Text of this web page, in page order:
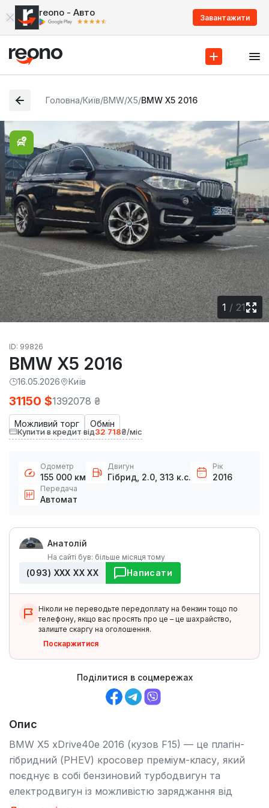
reono - Авто Завантажити
Головна/Київ/BMW/X5/BMW X5 2016
1 / 21
ID: 99826
BMW X5 2016
16.05.2026 Київ
Можливий торг Обмін
31150 $1392078 ₴
Купити в кредит від32 718₴/міс
Одометр
155 000 км
Двигун
Гібрид, 2.0, 313 к.с.
Рік
2016
Передача
Автомат
Анатолій
На сайті був: більше місяця тому
(093) ХХХ ХХ ХХ Написати
Ніколи не переводьте передоплату на бензин тощо по
телефону, якщо вас просять про це – це шахрайство,
залиште скаргу на оголошення.
Поскаржитися
Поділитися в соцмережах
Опис
BMW X5 xDrive40e 2016 (кузов F15) — це плагін-
гібридний (PHEV) кросовер преміум-класу, який
поєднує в собі бензиновий турбодвигун та
електродвигун із можливістю заряджання від